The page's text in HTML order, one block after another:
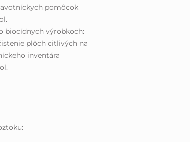
pomôcok
biocídnych výrobkoch:
plôch citlivých na
inventára